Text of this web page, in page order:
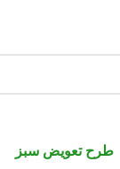
طرح تعویض سبز